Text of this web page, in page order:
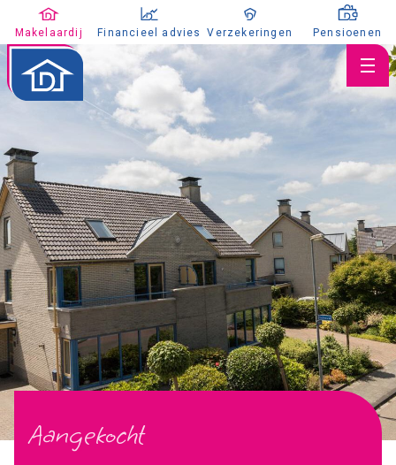
Makelaardij Financieel advies Verzekeringen Pensioenen
Huis verkopen
Huis kopen
Huis taxeren
Aanbod
Koopaanbod
Huuraanbod
Nieuwbouw
Aangekocht
Verkocht
Aangekocht